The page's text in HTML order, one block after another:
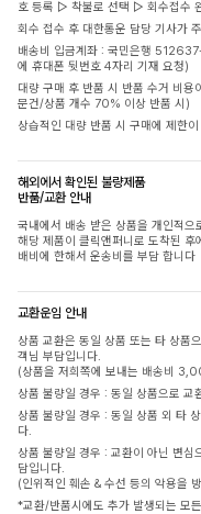
호 등록 ▷ 착불로 선택 ▷ 회수접수
회수 접수 후 대한통운 담당 기사가
배송비 입금계좌 : 국민은행
에 휴대폰 뒷번호 4자리 기재 요청)
대량 구매 후 반품 시 반품 수거 비
문건/상품 개수 70% 이상 반품 시)
상습적인 대량 반품 시 구매에 제한
해외에서 확인된 불량제품
반품/교환 안내
국내에서 배송 받은 상품을 개인적
해당 제품이 클릭앤퍼니로 도착된
배비에 한해서 운송비를 부담 합니다
교환운임 안내
상품 교환은 동일 상품 또는 타 상
객님 부담입니다.
(상품을 저희쪽에 보내는 배송비
상품 불량일 경우 : 동일 상품으로 교
상품 불량일 경우 : 동일 상품 외 타
다.
상품 불량일 경우 : 교환이 아닌 변
담입니다.
(인위적인 훼손 & 수선 등의 악용을
*교환/반품시에도 추가 발생되는 모